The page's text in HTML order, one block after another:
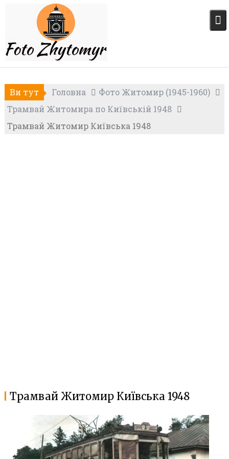
Ви тут Головна
Фото Житомир (1945-1960)
Трамвай Житомира по Київській 1948
Трамвай Житомир Київська 1948
Трамвай Житомир Київська 1948